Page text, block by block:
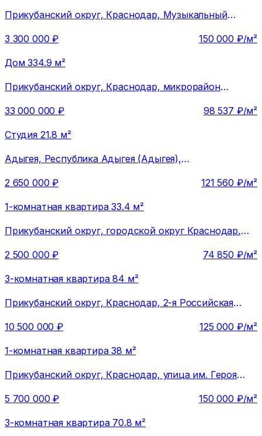
Прикубанский округ, Краснодар, Музыкальный
3 300 000 ₽ 150 000 ₽/м²
Дом 334.9 м²
Прикубанский округ, Краснодар, микрорайон
33 000 000 ₽ 98 537 ₽/м²
Студия 21.8 м²
Адыгея, Республика Адыгея (Адыгея),
поселение, аул Новая Адыгея, жилой комплекс
Дарград
2 650 000 ₽ 121 560 ₽/м²
1-комнатная квартира 33.4 м²
Прикубанский округ, городской округ Краснодар,
2 500 000 ₽ 74 850 ₽/м²
3-комнатная квартира 84 м²
Прикубанский округ, Краснодар, 2-я Российская
10 500 000 ₽ 125 000 ₽/м²
1-комнатная квартира 38 м²
Прикубанский округ, Краснодар, улица им. Героя
5 700 000 ₽ 150 000 ₽/м²
3-комнатная квартира 70.8 м²